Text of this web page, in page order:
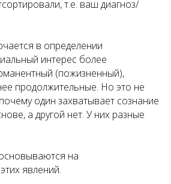
т.е. ваш диагноз/
в определении
интерес более
(пожизненный),
продолжительные. Но это не
один захватывает сознание
а другой нет. У них разные
на
явлений.